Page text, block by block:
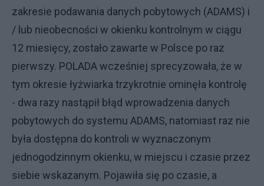
zakresie podawania danych pobytowych (ADAMS) i
/ lub nieobecności w okienku kontrolnym w ciągu
12 miesięcy, zostało zawarte w Polsce po raz
pierwszy. POLADA wcześniej sprecyzowała, że w
tym okresie łyżwiarka trzykrotnie ominęła kontrolę
- dwa razy nastąpił błąd wprowadzenia danych
pobytowych do systemu ADAMS, natomiast raz nie
była dostępna do kontroli w wyznaczonym
jednogodzinnym okienku, w miejscu i czasie przez
siebie wskazanym. Pojawiła się po czasie, a